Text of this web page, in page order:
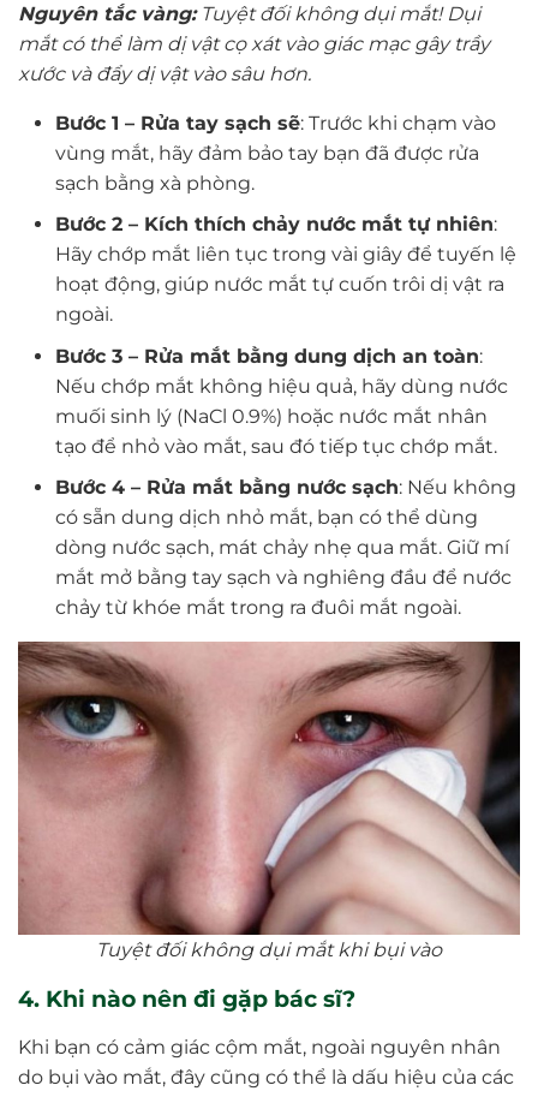
Nguyên tắc vàng:Tuyệt đối không dụi mắt! Dụi
mắt có thể làm dị vật cọ xát vào giác mạc gây trầy
xước và đẩy dị vật vào sâu hơn.
Bước 1 – Rửa tay sạch sẽ: Trước khi chạm vào
vùng mắt, hãy đảm bảo tay bạn đã được rửa
sạch bằng xà phòng.
Bước 2 – Kích thích chảy nước mắt tự nhiên:
Hãy chớp mắt liên tục trong vài giây để tuyến lệ
hoạt động, giúp nước mắt tự cuốn trôi dị vật ra
ngoài.
Bước 3 – Rửa mắt bằng dung dịch an toàn:
Nếu chớp mắt không hiệu quả, hãy dùng nước
muối sinh lý (NaCl 0.9%) hoặc nước mắt nhân
tạo để nhỏ vào mắt, sau đó tiếp tục chớp mắt.
Bước 4 – Rửa mắt bằng nước sạch: Nếu không
có sẵn dung dịch nhỏ mắt, bạn có thể dùng
dòng nước sạch, mát chảy nhẹ qua mắt. Giữ mí
mắt mở bằng tay sạch và nghiêng đầu để nước
chảy từ khóe mắt trong ra đuôi mắt ngoài.
Tuyệt đối không dụi mắt khi bụi vào
4. Khi nào nên đi gặp bác sĩ?
Khi bạn có cảm giác cộm mắt, ngoài nguyên nhân
do bụi vào mắt, đây cũng có thể là dấu hiệu của các